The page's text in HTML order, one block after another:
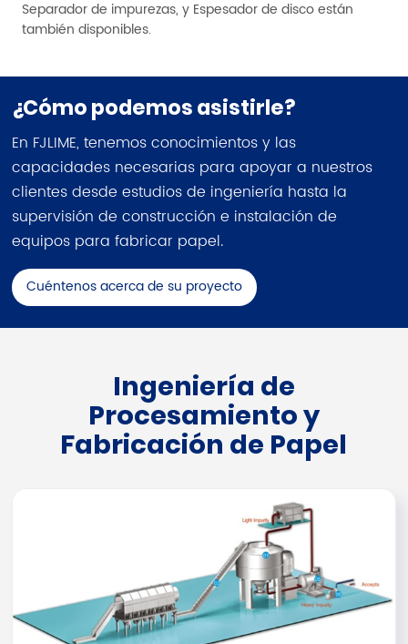
Separador de impurezas, y Espesador de disco están
también disponibles.
¿Cómo podemos asistirle?
En FJLIME, tenemos conocimientos y las
capacidades necesarias para apoyar a nuestros
clientes desde estudios de ingeniería hasta la
supervisión de construcción e instalación de
equipos para fabricar papel.
Cuéntenos acerca de su proyecto
Ingeniería de
Procesamiento y
Fabricación de Papel